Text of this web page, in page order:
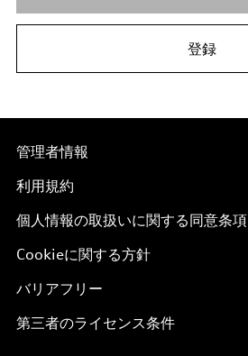
登録
管理者情報
利用規約
個人情報の取扱いに関する同意条項
Cookieに関する方針
バリアフリー
第三者のライセンス条件